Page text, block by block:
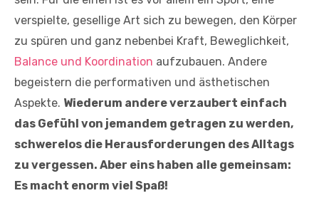
verspielte, gesellige Art sich zu bewegen, den Körper
zu spüren und ganz nebenbei Kraft, Beweglichkeit,
Balance und Koordination aufzubauen. Andere
begeistern die performativen und ästhetischen
Aspekte. Wiederum andere verzaubert einfach
das Gefühl von jemandem getragen zu werden,
schwerelos die Herausforderungen des Alltags
zu vergessen. Aber eins haben alle gemeinsam:
Es macht enorm viel Spaß!